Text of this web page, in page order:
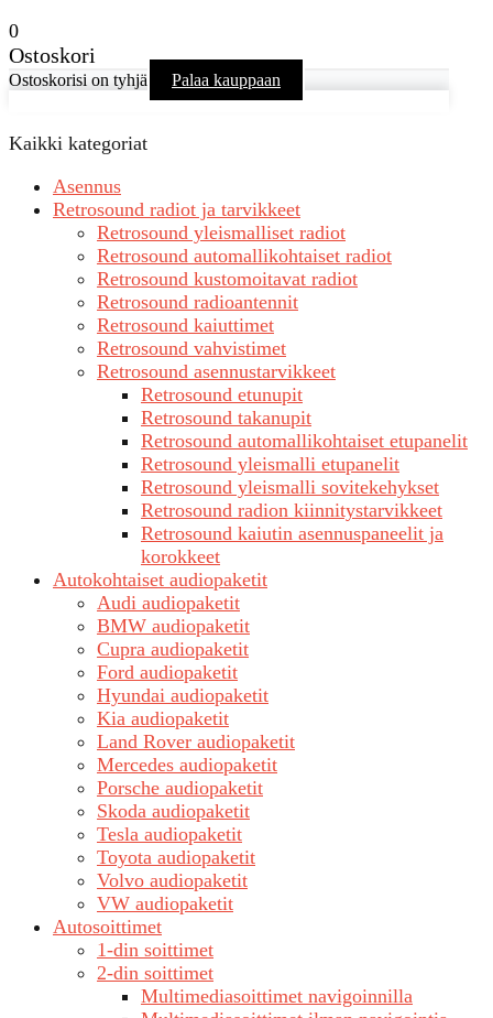
0
Ostoskori
Ostoskorisi on tyhjä Palaa kauppaan
Kaikki kategoriat
Asennus
Retrosound radiot ja tarvikkeet
Retrosound yleismalliset radiot
Retrosound automallikohtaiset radiot
Retrosound kustomoitavat radiot
Retrosound radioantennit
Retrosound kaiuttimet
Retrosound vahvistimet
Retrosound asennustarvikkeet
Retrosound etunupit
Retrosound takanupit
Retrosound automallikohtaiset etupanelit
Retrosound yleismalli etupanelit
Retrosound yleismalli sovitekehykset
Retrosound radion kiinnitystarvikkeet
Retrosound kaiutin asennuspaneelit ja
korokkeet
Autokohtaiset audiopaketit
Audi audiopaketit
BMW audiopaketit
Cupra audiopaketit
Ford audiopaketit
Hyundai audiopaketit
Kia audiopaketit
Land Rover audiopaketit
Mercedes audiopaketit
Porsche audiopaketit
Skoda audiopaketit
Tesla audiopaketit
Toyota audiopaketit
Volvo audiopaketit
VW audiopaketit
Autosoittimet
1-din soittimet
2-din soittimet
Multimediasoittimet navigoinnilla